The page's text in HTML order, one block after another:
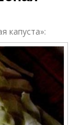
капуста»: